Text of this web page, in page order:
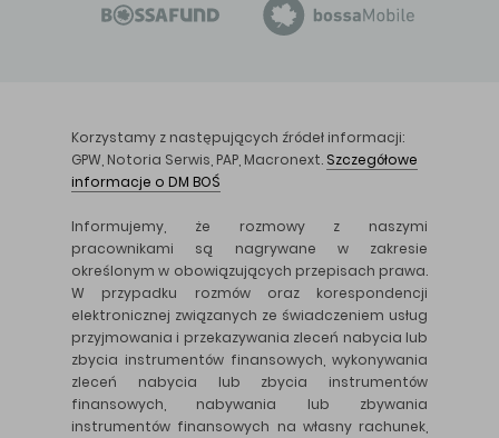
Korzystamy z następujących źródeł informacji:
GPW, Notoria Serwis, PAP, Macronext. Szczegółowe
informacje o DM BOŚ
Informujemy, że rozmowy z naszymi
pracownikami są nagrywane w zakresie
określonym w obowiązujących przepisach prawa.
W przypadku rozmów oraz korespondencji
elektronicznej związanych ze świadczeniem usług
przyjmowania i przekazywania zleceń nabycia lub
zbycia instrumentów finansowych, wykonywania
zleceń nabycia lub zbycia instrumentów
finansowych, nabywania lub zbywania
instrumentów finansowych na własny rachunek,